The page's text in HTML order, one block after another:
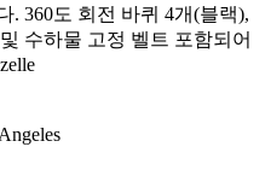
. 360도 회전 바퀴 4개(블랙),
수하물 고정 벨트 포함되어